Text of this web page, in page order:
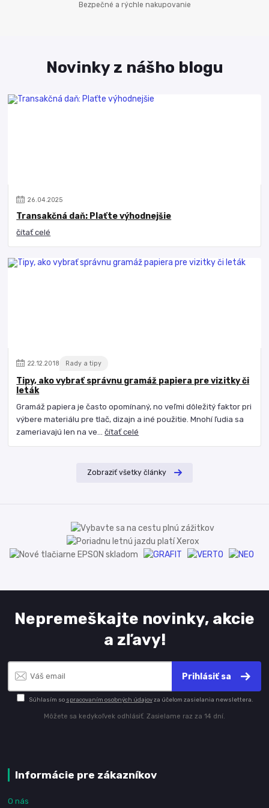
Bezpečné a rýchle nakupovanie
Novinky z nášho blogu
26.04.2025
Transakčná daň: Plaťte výhodnejšie
čítať celé
22.12.2018 Rady a tipy
Tipy, ako vybrať správnu gramáž papiera pre vizitky či
leták
Gramáž papiera je často opomínaný, no veľmi dôležitý faktor pri
výbere materiálu pre tlač, dizajn a iné použitie. Mnohí ľudia sa
zameriavajú len na ve...čítať celé
Zobraziť všetky články
Nepremeškajte novinky, akcie
a zľavy!
Prihlásiť sa
Súhlasím so spracovaním osobných údajovza účelom zasielania newslettera.
Môžete sa kedykoľvek odhlásiť. Zasielame raz za 14 dní.
Informácie pre zákazníkov
O nás